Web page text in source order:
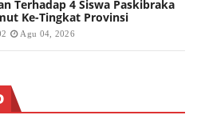
Terhadap 4 Siswa Paskibraka
Ke-Tingkat Provinsi
Agu 04, 2026